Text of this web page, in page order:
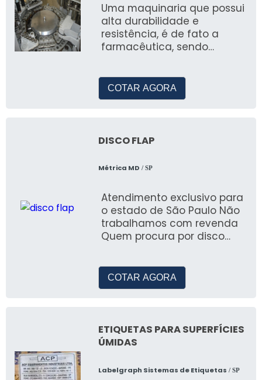
Uma maquinaria que possui
alta durabilidade e
resistência, é de fato a
farmacêutica, sendo
trazendo grandes benef
COTAR AGORA
DISCO FLAP
Métrica MD / SP
Atendimento exclusivo para
o estado de São Paulo Não
trabalhamos com revenda
Quem procura por disco
COTAR AGORA
ETIQUETAS PARA SUPERFÍCIES
ÚMIDAS
Labelgraph Sistemas de Etiquetas / SP